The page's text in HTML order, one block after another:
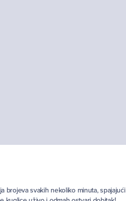
brojeva svakih nekoliko minuta, spajajući